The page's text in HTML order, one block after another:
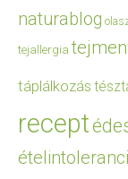
naturablog
tejallergia
táplálkozás
recept